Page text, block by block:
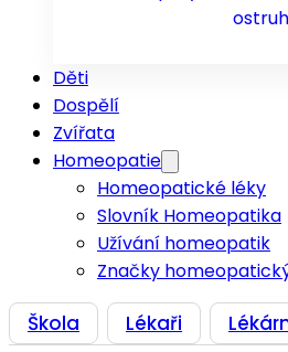
Děti
Dospělí
Zvířata
Homeopatie
Homeopatické léky
Slovník Homeopatika
Užívání homeopatik
Značky
Škola Lékaři